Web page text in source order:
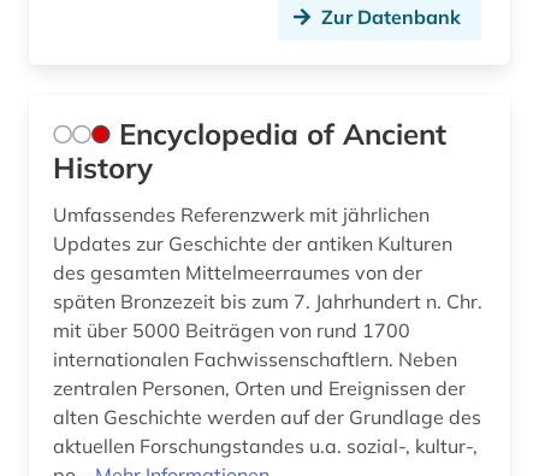
Zur Datenbank
Encyclopedia of Ancient
History
Umfassendes Referenzwerk mit jährlichen
Updates zur Geschichte der antiken Kulturen
des gesamten Mittelmeerraumes von der
späten Bronzezeit bis zum 7. Jahrhundert n. Chr.
mit über 5000 Beiträgen von rund 1700
internationalen Fachwissenschaftlern. Neben
zentralen Personen, Orten und Ereignissen der
alten Geschichte werden auf der Grundlage des
aktuellen Forschungstandes u.a. sozial-, kultur-,